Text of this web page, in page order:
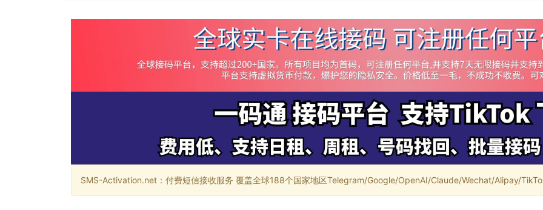
SMS-Activation.net：付费短信接收服务 覆盖全球188个国家地区Telegram/Google/OpenAI/Claude/Wechat/Alipay/